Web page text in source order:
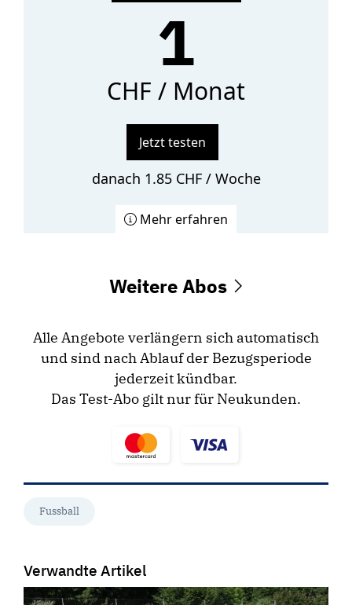
1
CHF / Monat
Jetzt testen
danach 1.85 CHF / Woche
Mehr erfahren
Weitere Abos
Alle Angebote verlängern sich automatisch
und sind nach Ablauf der Bezugsperiode
jederzeit kündbar.
Das Test-Abo gilt nur für Neukunden.
Fussball
Verwandte Artikel